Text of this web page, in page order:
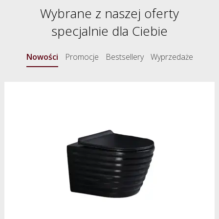
Wybrane z naszej oferty
specjalnie dla Ciebie
Nowości Promocje Bestsellery Wyprzedaże